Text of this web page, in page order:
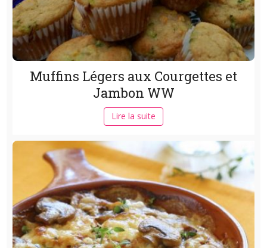
Muffins Légers aux Courgettes et
Jambon WW
Lire la suite